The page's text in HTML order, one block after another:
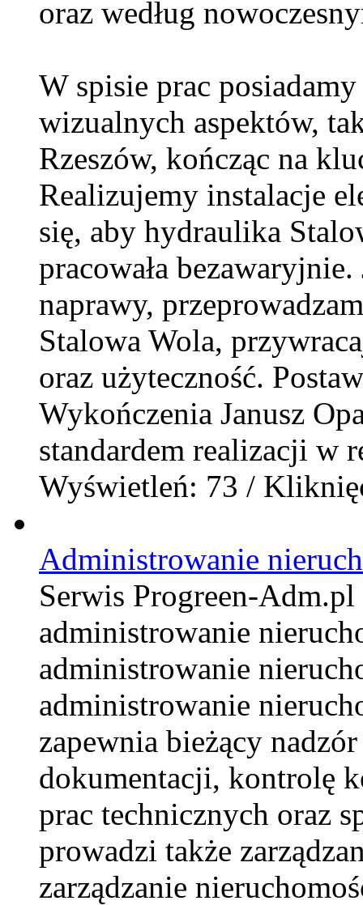
oraz według
W spisie prac
wizualnych aspektów,
Rzeszów, kończąc na
Realizujemy instalacje
się, aby hydraulika
pracowała
naprawy,
Stalowa Wola,
oraz użyteczność.
Wykończenia Janusz
standardem realizacji w
Wyświetleń: 73 /
Administrowanie
Serwis Progreen-
administrowanie
administrowanie
administrowanie
zapewnia bieżący
dokumentacji, kontrolę
prac technicznych oraz
prowadzi także
zarządzanie